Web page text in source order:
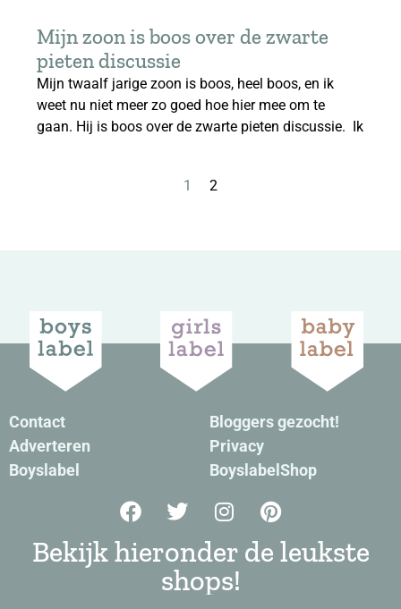
Mijn zoon is boos over de zwarte
pieten discussie
Mijn twaalf jarige zoon is boos, heel boos, en ik
weet nu niet meer zo goed hoe hier mee om te
gaan. Hij is boos over de zwarte pieten discussie. Ik
1 2
Contact
Adverteren
Boyslabel
Bloggers gezocht!
Privacy
BoyslabelShop
Bekijk hieronder de leukste
shops!